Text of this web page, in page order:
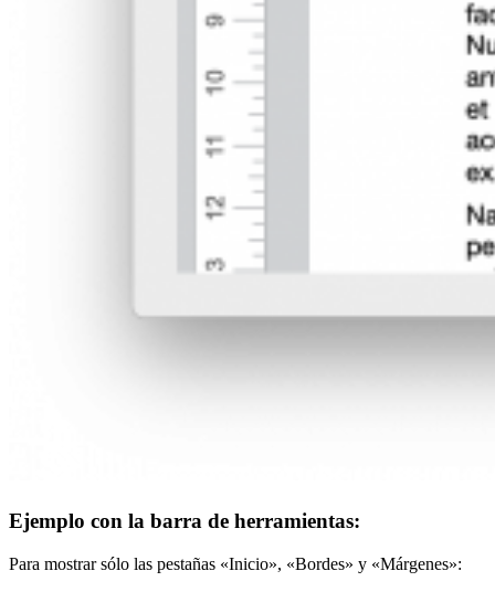
Ejemplo con la barra de herramientas:
Para mostrar sólo las pestañas «Inicio», «Bordes» y «Márgenes»: